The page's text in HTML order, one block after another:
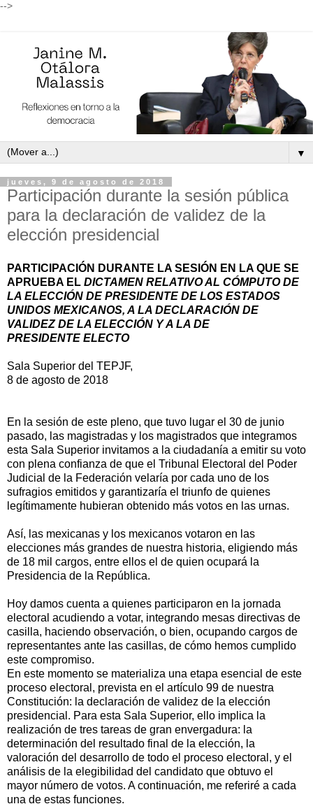
-->
▼
jueves, 9 de agosto de 2018
Participación durante la sesión pública
para la declaración de validez de la
elección presidencial
PARTICIPACIÓN DURANTE LA SESIÓN EN LA QUE SE
APRUEBA EL DICTAMEN RELATIVO AL CÓMPUTO DE
LA ELECCIÓN DE PRESIDENTE DE LOS ESTADOS
UNIDOS MEXICANOS, A LA DECLARACIÓN DE
VALIDEZ DE LA ELECCIÓN Y A LA DE
PRESIDENTE ELECTO
Sala Superior del TEPJF,
8 de agosto de 2018
En la sesión de este pleno, que tuvo lugar el 30 de junio
pasado, las magistradas y los magistrados que integramos
esta Sala Superior invitamos a la ciudadanía a emitir su voto
con plena confianza de que el Tribunal Electoral del Poder
Judicial de la Federación velaría por cada uno de los
sufragios emitidos y garantizaría el triunfo de quienes
legítimamente hubieran obtenido más votos en las urnas.
Así, las mexicanas y los mexicanos votaron en las
elecciones más grandes de nuestra historia, eligiendo más
de 18 mil cargos, entre ellos el de quien ocupará la
Presidencia de la República.
Hoy damos cuenta a quienes participaron en la jornada
electoral acudiendo a votar, integrando mesas directivas de
casilla, haciendo observación, o bien, ocupando cargos de
representantes ante las casillas, de cómo hemos cumplido
este compromiso.
En este momento se materializa una etapa esencial de este
proceso electoral, prevista en el artículo 99 de nuestra
Constitución: la declaración de validez de la elección
presidencial. Para esta Sala Superior, ello implica la
realización de tres tareas de gran envergadura: la
determinación del resultado final de la elección, la
valoración del desarrollo de todo el proceso electoral, y el
análisis de la elegibilidad del candidato que obtuvo el
mayor número de votos. A continuación, me referiré a cada
una de estas funciones.